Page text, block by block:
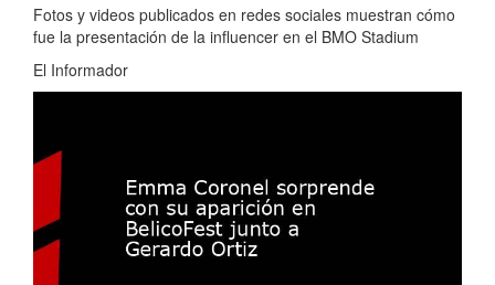
Fotos y videos publicados en redes sociales muestran cómo
fue la presentación de la influencer en el BMO Stadium
El Informador